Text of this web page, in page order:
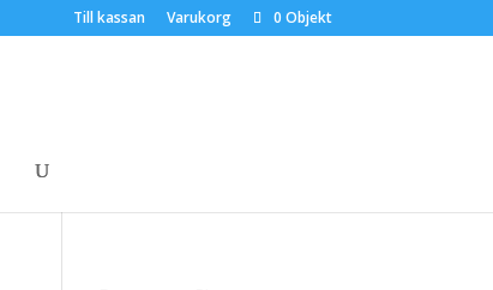
Till kassan Varukorg 0 Objekt